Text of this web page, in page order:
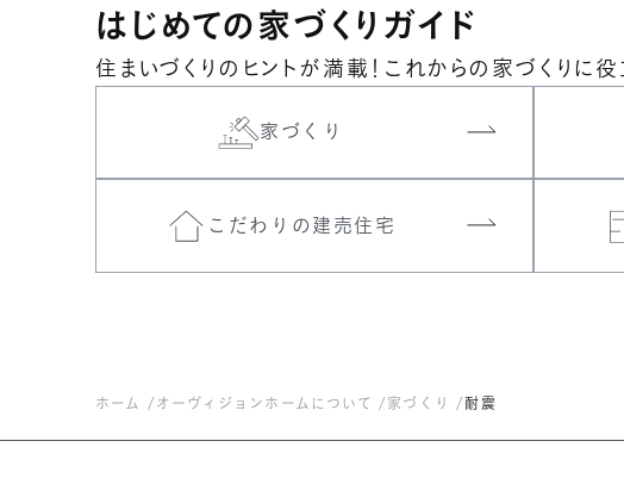
はじめての家づくりガイド
住まいづくりのヒントが満載！これからの家づくりに
家づくり
こだわりの建売住宅
ホーム オーヴィジョンホームについて 家づくり 耐震